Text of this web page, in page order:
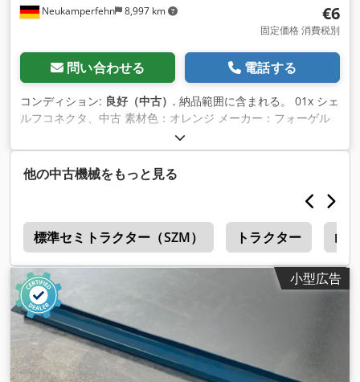
Neukamperfehn 8,997 km €6
固定価格 消費税別
問い合わせる 電話する
コンディション: 良好（中古） , 納品範囲に含まれる。 01x シェ
ルフコネクタ、中古 素材色：オレンジ メーカー：フォーゲル
サング Csdei Hph Sepfx Ammorf タイプ：NS フレームプロフ
ァイル幅：約100 mmに適合。 棚板間隔：約200mm ヘッドプ
レート寸法：128×90mm プロファイル寸法：C 46 x 23 mm 重
量：約1.200kg｜個数：1個。 アイテムに関する一般的な情報
です。 この商品は、回収のためにのみ提供されます。この商品
の追加輸送または発送には追加費用がかかります。 納品場所や
納品範囲によって異なります。
他の中古機械をもっと見る
標準セミトラクター（SZM） トラクター 山
小型広告